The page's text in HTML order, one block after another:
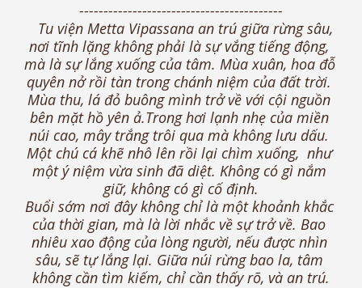
------------------------------------------
Tu viện Metta Vipassana an trú giữa rừng sâu,
nơi tĩnh lặng không phải là sự vắng tiếng động,
mà là sự lắng xuống của tâm. Mùa xuân, hoa đỗ
quyên nở rồi tàn trong chánh niệm của đất trời.
Mùa thu, lá đỏ buông mình trở về với cội nguồn
bên mặt hồ yên ả.Trong hơi lạnh nhẹ của miền
núi cao, mây trắng trôi qua mà không lưu dấu.
Một chú cá khẽ nhô lên rồi lại chìm xuống,  như
một ý niệm vừa sinh đã diệt. Không có gì nắm
giữ, không có gì cố định.
Buổi sớm nơi đây không chỉ là một khoảnh khắc
của thời gian, mà là lời nhắc về sự trở về. Bao
nhiêu xao động của lòng người, nếu được nhìn
sâu, sẽ tự lắng lại. Giữa núi rừng bao la, tâm
không cần tìm kiếm, chỉ cần thấy rõ, và an trú.